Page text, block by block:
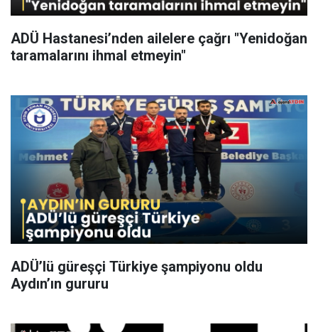
ADÜ Hastanesi’nden ailelere çağrı "Yenidoğan
taramalarını ihmal etmeyin"
ADÜ’lü güreşçi Türkiye şampiyonu oldu
Aydın’ın gururu